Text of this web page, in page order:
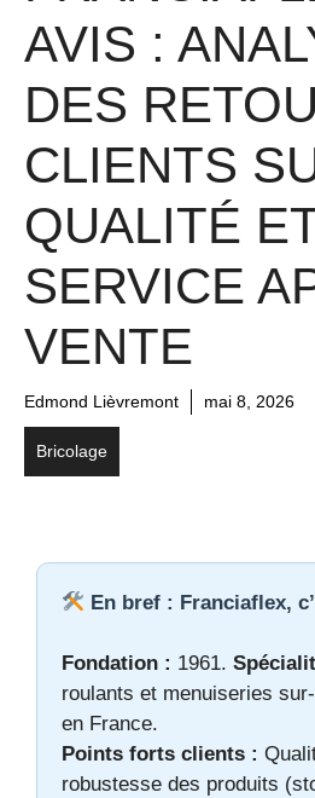
AVIS :
DES
CLIENTS
QUALITÉ
SERVICE
VENTE
Edmond Lièvremont mai 8, 2026
Bricolage
En bref : Franciaflex,
Fondation : 1961.
roulants et menuiseries
en France.
Points forts clients :
robustesse des produits